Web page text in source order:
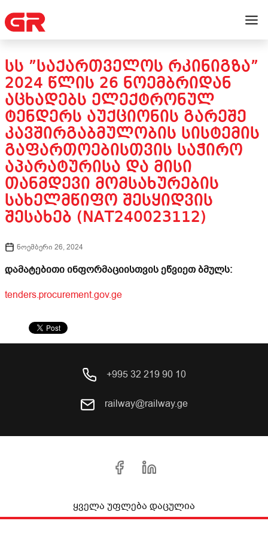
ᲡᲡ ”ᲡᲐᲥᲐᲠᲗᲕᲔᲚᲝᲡ ᲠᲙᲘᲜᲘᲒᲖᲐ”
2024 ᲬᲚᲘᲡ 26 ᲜᲝᲔᲛᲑᲠᲘᲓᲐᲜ
ᲐᲪᲮᲐᲓᲔᲑᲡ ᲔᲚᲔᲥᲢᲠᲝᲜᲣᲚ
ᲢᲔᲜᲓᲔᲠᲡ ᲐᲣᲥᲪᲘᲝᲜᲘᲡ ᲒᲐᲠᲔᲨᲔ
ᲙᲐᲕᲨᲘᲠᲒᲐᲑᲛᲣᲚᲝᲑᲘᲡ ᲡᲘᲡᲢᲔᲛᲘᲡ
ᲒᲐᲤᲐᲠᲗᲝᲔᲑᲘᲡᲗᲕᲘᲡ ᲡᲐᲭᲘᲠᲝ
ᲐᲞᲐᲠᲐᲢᲣᲠᲘᲡᲐ ᲓᲐ ᲛᲘᲡᲘ
ᲗᲐᲜᲛᲓᲔᲕᲘ ᲛᲝᲛᲡᲐᲮᲣᲠᲔᲑᲘᲡ
ᲡᲐᲮᲔᲚᲛᲬᲘᲤᲝ ᲨᲔᲡᲧᲘᲓᲕᲘᲡ
ᲨᲔᲡᲐᲮᲔᲑ (NAT240023112)
ნოემბერი 26, 2024
დამატებითი ინფორმაციისთვის ეწვიეთ ბმულს:
tenders.procurement.gov.ge
+995 32 219 90 10
railway@railway.ge
ყველა უფლება დაცულია